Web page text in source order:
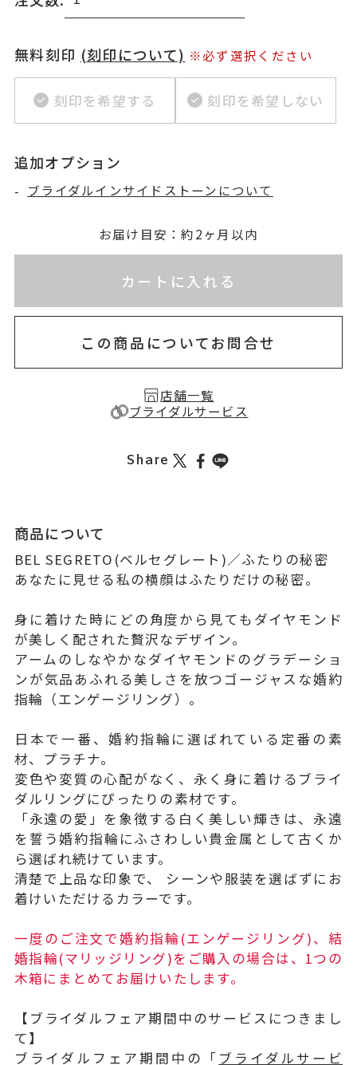
無料刻印 (刻印について) ※必ず選択ください
刻印を希望する 刻印を希望しない
追加オプション
- ブライダルインサイドストーンについて
お届け目安：約2ヶ月以内
カートに入れる
この商品についてお問合せ
店舗一覧
ブライダルサービス
Share
商品について
BEL SEGRETO(ベルセグレート)／ふたりの秘密
あなたに見せる私の横顔はふたりだけの秘密。
身に着けた時にどの角度から見てもダイヤモンド
が美しく配された贅沢なデザイン。
アームのしなやかなダイヤモンドのグラデーショ
ンが気品あふれる美しさを放つゴージャスな婚約
指輪（エンゲージリング）。
日本で一番、婚約指輪に選ばれている定番の素
材、プラチナ。
変色や変質の心配がなく、永く身に着けるブライ
ダルリングにぴったりの素材です。
「永遠の愛」を象徴する白く美しい輝きは、永遠
を誓う婚約指輪にふさわしい貴金属として古くか
ら選ばれ続けています。
清楚で上品な印象で、 シーンや服装を選ばずにお
着けいただけるカラーです。
一度のご注文で婚約指輪(エンゲージリング)、結
婚指輪(マリッジリング)をご購入の場合は、1つの
木箱にまとめてお届けいたします。
【ブライダルフェア期間中のサービスにつきまし
て】
ブライダルフェア期間中の「 ブライダルサービ